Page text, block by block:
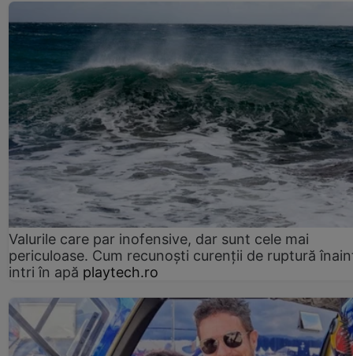
Valurile care par inofensive, dar sunt cele mai
periculoase. Cum recunoști curenții de ruptură
intri în apă playtech.ro